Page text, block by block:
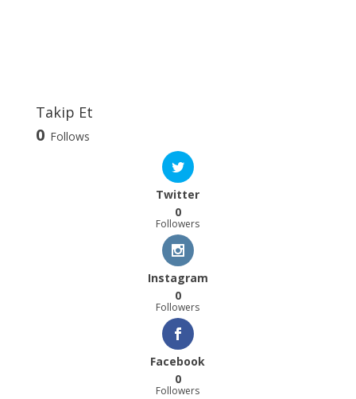
Takip Et
0 Follows
Twitter
0
Followers
Instagram
0
Followers
Facebook
0
Followers